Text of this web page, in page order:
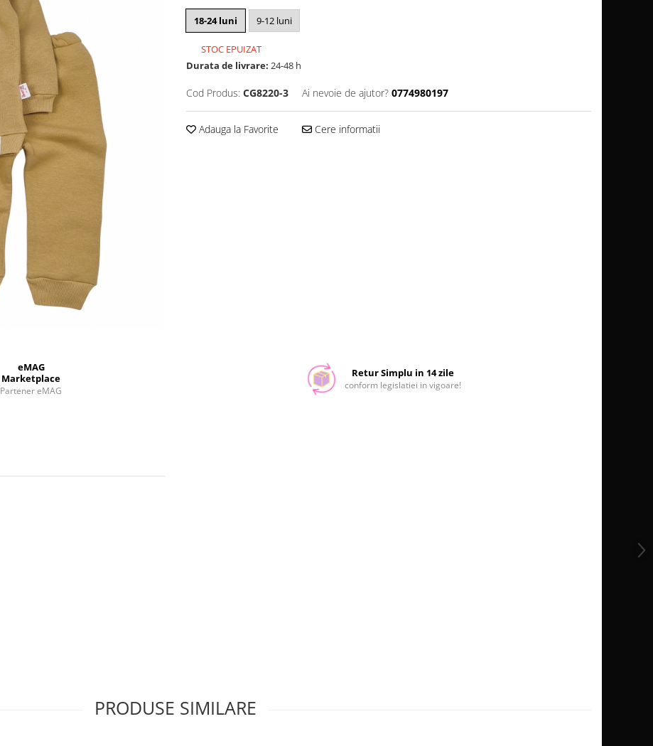
18-24 luni 9-12 luni
STOC EPUIZAT
Durata de livrare: 24-48 h
Cod Produs: CG8220-3 Ai nevoie de ajutor? 0774980197
Adauga la Favorite Cere informatii
eMAG
Marketplace
Partener eMAG
Retur Simplu in 14 zile
conform legislatiei in vigoare!
PRODUSE SIMILARE